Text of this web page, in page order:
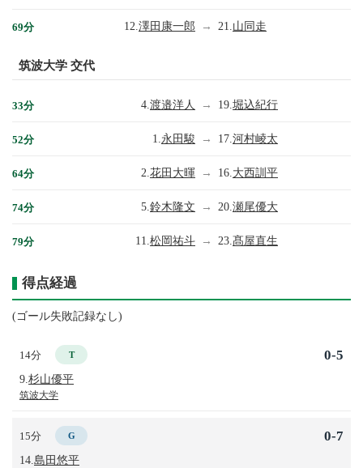
69分 12. 澤田康一郎 → 21. 山同走
筑波大学 交代
33分 4. 渡邉洋人 → 19. 堀込紀行
52分 1. 永田駿 → 17. 河村崚太
64分 2. 花田大暉 → 16. 大西訓平
74分 5. 鈴木隆文 → 20. 瀬尾優大
79分 11. 松岡祐斗 → 23. 髙屋直生
得点経過
(ゴール失敗記録なし)
14分 T
9. 杉山優平
筑波大学
0-5
15分 G
14. 島田悠平
0-7